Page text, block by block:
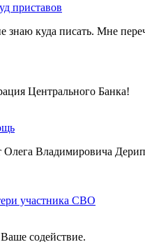
приставов
знаю куда писать. Мне
Центрального Банка!
Олега Владимировича
участника СВО
содействие.